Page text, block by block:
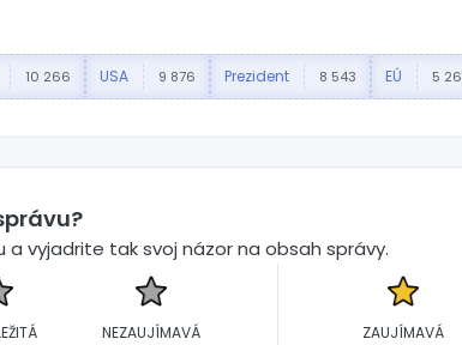
10 266 USA 9 876 Prezident 8 543 EÚ 5
vyjadrite tak svoj názor na obsah správy.
NEZAUJÍMAVÁ ZAUJÍMAVÁ